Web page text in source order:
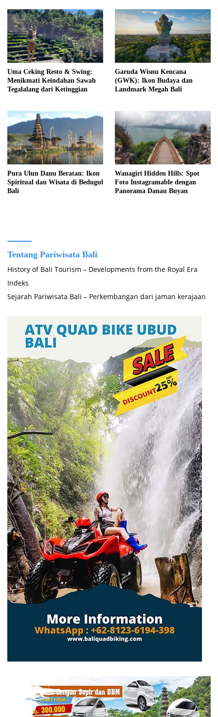
Uma Ceking Resto & Swing:
Menikmati Keindahan Sawah
Tegalalang dari Ketinggian
Garuda Wisnu Kencana
(GWK): Ikon Budaya dan
Landmark Megah Bali
Pura Ulun Danu Beratan: Ikon
Spiritual dan Wisata di Bedugul
Bali
Wanagiri Hidden Hills: Spot
Foto Instagramable dengan
Panorama Danau Buyan
Tentang Pariwisata Bali
History of Bali Tourism – Developments from the Royal Era
Indeks
Sejarah Pariwisata Bali – Perkembangan dari jaman kerajaan